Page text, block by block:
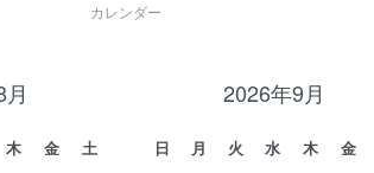
カレンダー
木 金
土
2026年9月
日 月 火 水 木 金